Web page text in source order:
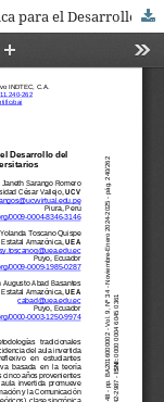
Aula Invertida como Estrategia Andragógica para el Desarrollo del Aprendizaje Reflexivo en Estudiantes Universitarios